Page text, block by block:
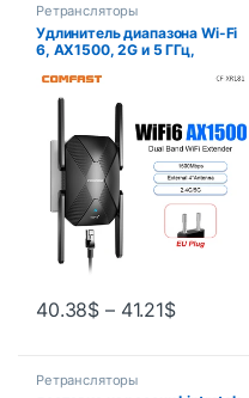
Ретрансляторы
Удлинитель диапазона Wi-Fi
6, AX1500, 2G и 5 ГГц,
повторитель Wi-Fi, антенна
4*3 дБи, Wi-Fi 6, усилитель
расширения сигнала
дальнего действия
40.38$ – 41.21$
Ретрансляторы